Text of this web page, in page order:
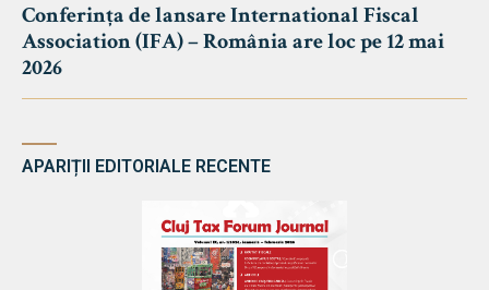
Conferința de lansare International Fiscal
Association (IFA) – România are loc pe 12 mai
2026
APARIȚII EDITORIALE RECENTE